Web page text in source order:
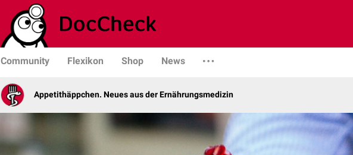
Community Flexikon Shop News
Appetithäppchen. Neues aus der Ernährungsmedizin